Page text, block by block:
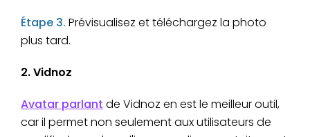
Étape 3. Prévisualisez et téléchargez la photo
plus tard.
2. Vidnoz
Avatar parlant de Vidnoz en est le meilleur outil,
car il permet non seulement aux utilisateurs de